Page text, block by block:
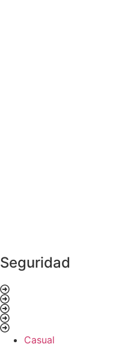
Seguridad
Casual